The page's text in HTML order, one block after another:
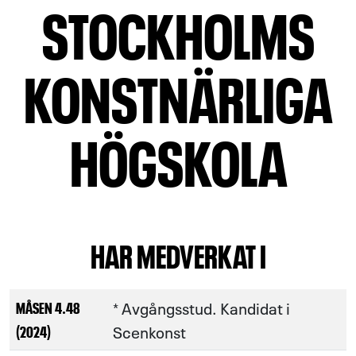
STOCKHOLMS
KONSTNÄRLIGA
HÖGSKOLA
HAR MEDVERKAT I
MÅSEN 4.48
(2024)
* Avgångsstud. Kandidat i
Scenkonst